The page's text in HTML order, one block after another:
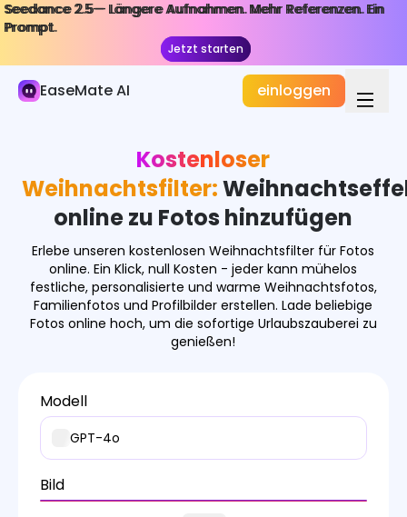
Seedance 2.5— Längere Aufnahmen. Mehr Referenzen. Ein
Prompt.
Jetzt starten
Seedance 2.5— Längere Aufnahmen. Mehr Referenzen. Ein
Prompt.
Jetzt starten
EaseMate AI einloggen
KI-Bild
Bild Effekte
Bildwerkzeuge
Bildmodelle
Kostenloser
Weihnachtsfilter:
online zu Fotos hinzufügen
Erlebe unseren kostenlosen Weihnachtsfilter für Fotos
online. Ein Klick, null Kosten - jeder kann mühelos
festliche, personalisierte und warme Weihnachtsfotos,
Familienfotos und Profilbilder erstellen. Lade beliebige
Fotos online hoch, um die sofortige Urlaubszauberei zu
genießen!
Modell
GPT-4o
Bild